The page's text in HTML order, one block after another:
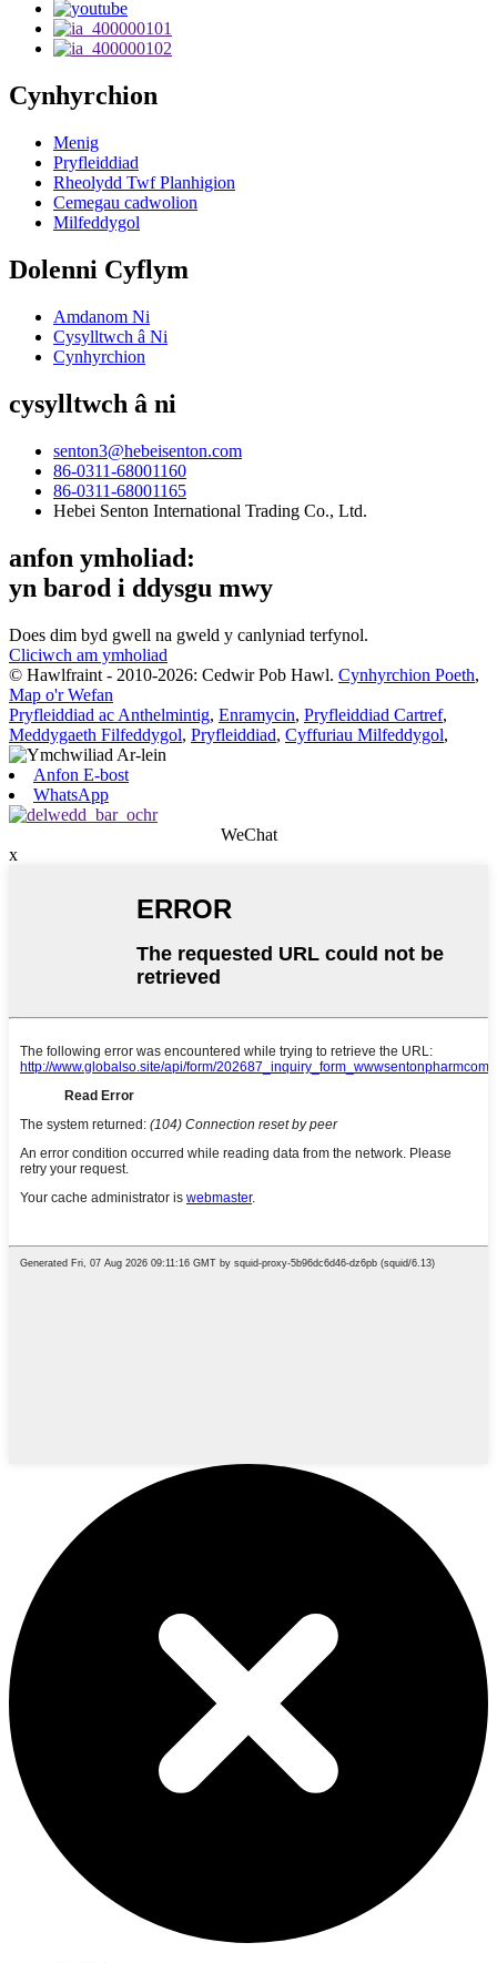
Cynhyrchion
Menig
Pryfleiddiad
Rheolydd Twf Planhigion
Cemegau cadwolion
Milfeddygol
Dolenni Cyflym
Amdanom Ni
Cysylltwch â Ni
Cynhyrchion
cysylltwch â ni
senton3@hebeisenton.com
86-0311-68001160
86-0311-68001165
Hebei Senton International Trading Co., Ltd.
anfon ymholiad:
yn barod i ddysgu mwy
Does dim byd gwell na gweld y canlyniad terfynol.
Cliciwch am ymholiad
© Hawlfraint - 2010-2026: Cedwir Pob Hawl. Cynhyrchion Poeth,
Map o'r Wefan
Pryfleiddiad ac Anthelmintig, Enramycin, Pryfleiddiad Cartref,
Meddygaeth Filfeddygol, Pryfleiddiad, Cyffuriau Milfeddygol,
Anfon E-bost
WhatsApp
WeChat
x